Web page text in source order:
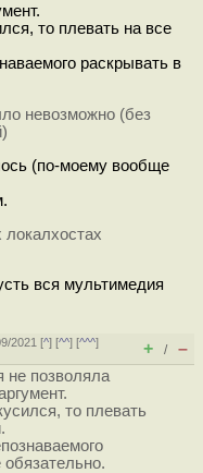
то плевать на все
раскрывать в
невозможно (без
(по-моему вообще
вся мультимедия
2021 [^] [^^] [^^^]
+ / –
позволяла
то плевать